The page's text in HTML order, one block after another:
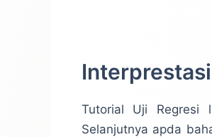
Tutorial Uji Regresi
Selanjutnya apda